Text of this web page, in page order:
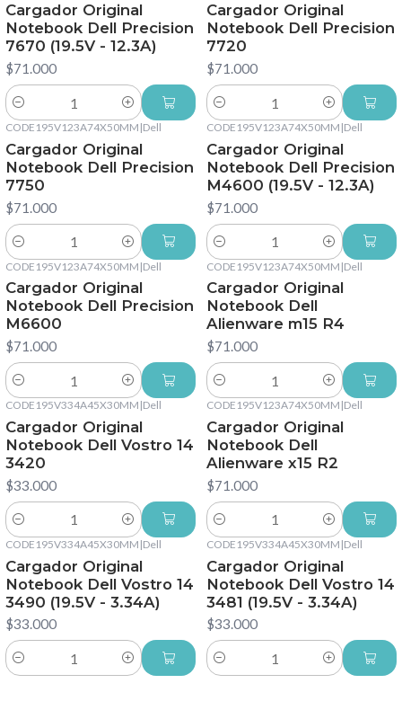
Cargador Original
Notebook Dell Precision
7670 (19.5V - 12.3A)
$71.000
Cantidad
Cargador Original
Notebook Dell Precision
7720
$71.000
Cantidad
CODE195V123A74X50MM |Dell
Cargador Original
Notebook Dell Precision
7750
$71.000
Cantidad
CODE195V123A74X50MM |Dell
Cargador Original
Notebook Dell Precision
M4600 (19.5V - 12.3A)
$71.000
Cantidad
CODE195V123A74X50MM |Dell
Cargador Original
Notebook Dell Precision
M6600
$71.000
Cantidad
CODE195V123A74X50MM |Dell
Cargador Original
Notebook Dell
Alienware m15 R4
$71.000
Cantidad
CODE195V334A45X30MM |Dell
Cargador Original
Notebook Dell Vostro 14
3420
$33.000
Cantidad
CODE195V123A74X50MM |Dell
Cargador Original
Notebook Dell
Alienware x15 R2
$71.000
Cantidad
CODE195V334A45X30MM |Dell
Cargador Original
Notebook Dell Vostro 14
3490 (19.5V - 3.34A)
$33.000
Cantidad
CODE195V334A45X30MM |Dell
Cargador Original
Notebook Dell Vostro 14
3481 (19.5V - 3.34A)
$33.000
Cantidad